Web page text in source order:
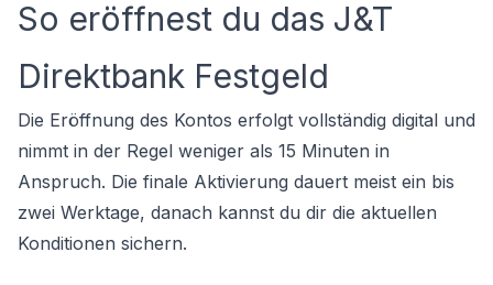
So eröffnest du das J&T
Direktbank Festgeld
Die Eröffnung des Kontos erfolgt vollständig digital und
nimmt in der Regel weniger als 15 Minuten in
Anspruch. Die finale Aktivierung dauert meist ein bis
zwei Werktage, danach kannst du dir die aktuellen
Konditionen sichern.